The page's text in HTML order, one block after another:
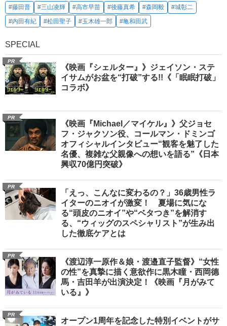
#藤田晋 #三山凌輝 #高市早苗 #後藤真希 #森岡毅
#城彰二
#内田有紀
#松田聖子 #玉木雄一郎 #亀和田武
SPECIAL
PR
《映画『シェルター』》ジェイソン・ステ
イサムがお盆を“打破”する!!《「眠眠打破」
コラボ》
PR
《映画『Michael／マイケル』》父ジョセ
フ・ジャクソン役、コールマン・ドミンゴ
オフィシャルインタビュー“観客を魅了した
名優、複雑な父親像への想いを語る”《日本
興収70億円突破》
PR
「えっ、こんなに変わるの？」36歳男性ラ
イターのニオイが激変！ 夏場に気にな
る“頭皮のニオイ”や“ベタつき”を解消す
る、“ウィッグのスペシャリスト”が生み出
した徹底ケアとは
PR
《渡辺淳一原作＆娘・渡邉直子監督》“女性
の性”を真摯に描く意欲作に黒木瞳・西岡德
馬・吉田羊が出演決定！《映画『月がみて
いる』》
PR
オープン1周年を記念した特別イベントがサ